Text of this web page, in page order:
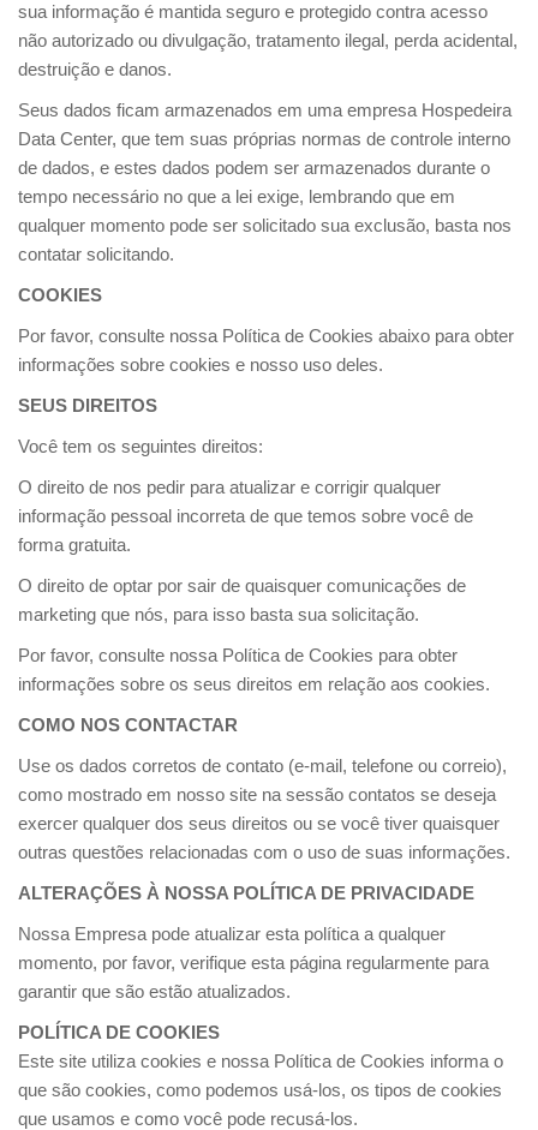
sua informação é mantida seguro e protegido contra acesso
não autorizado ou divulgação, tratamento ilegal, perda acidental,
destruição e danos.
Seus dados ficam armazenados em uma empresa Hospedeira
Data Center, que tem suas próprias normas de controle interno
de dados, e estes dados podem ser armazenados durante o
tempo necessário no que a lei exige, lembrando que em
qualquer momento pode ser solicitado sua exclusão, basta nos
contatar solicitando.
COOKIES
Por favor, consulte nossa Política de Cookies abaixo para obter
informações sobre cookies e nosso uso deles.
SEUS DIREITOS
Você tem os seguintes direitos:
O direito de nos pedir para atualizar e corrigir qualquer
informação pessoal incorreta de que temos sobre você de
forma gratuita.
O direito de optar por sair de quaisquer comunicações de
marketing que nós, para isso basta sua solicitação.
Por favor, consulte nossa Política de Cookies para obter
informações sobre os seus direitos em relação aos cookies.
COMO NOS CONTACTAR
Use os dados corretos de contato (e-mail, telefone ou correio),
como mostrado em nosso site na sessão contatos se deseja
exercer qualquer dos seus direitos ou se você tiver quaisquer
outras questões relacionadas com o uso de suas informações.
ALTERAÇÕES À NOSSA POLÍTICA DE PRIVACIDADE
Nossa Empresa pode atualizar esta política a qualquer
momento, por favor, verifique esta página regularmente para
garantir que são estão atualizados.
POLÍTICA DE COOKIES
Este site utiliza cookies e nossa Política de Cookies informa o
que são cookies, como podemos usá-los, os tipos de cookies
que usamos e como você pode recusá-los.